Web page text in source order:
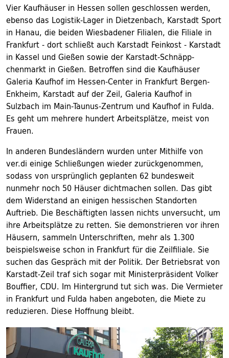
Vier Kaufhäuser in Hessen sollen geschlossen werden,
ebenso das Logistik-Lager in Dietzenbach, Karstadt Sport
in Hanau, die beiden Wiesbadener Filialen, die Filiale in
Frankfurt - dort schließt auch Karstadt Feinkost - Karstadt
in Kassel und Gießen sowie der Karstadt-Schnäpp-
chenmarkt in Gießen. Betroffen sind die Kaufhäuser
Galeria Kaufhof im Hessen-Center in Frankfurt Bergen-
Enkheim, Karstadt auf der Zeil, Galeria Kaufhof in
Sulzbach im Main-Taunus-Zentrum und Kaufhof in Fulda.
Es geht um mehrere hundert Arbeitsplätze, meist von
Frauen.
In anderen Bundesländern wurden unter Mithilfe von
ver.di einige Schließungen wieder zurückgenommen,
sodass von ursprünglich geplanten 62 bundesweit
nunmehr noch 50 Häuser dichtmachen sollen. Das gibt
dem Widerstand an einigen hessischen Standorten
Auftrieb. Die Beschäftigten lassen nichts unversucht, um
ihre Arbeitsplätze zu retten. Sie demonstrieren vor ihren
Häusern, sammeln Unterschriften, mehr als 1.300
beispielsweise schon in Frankfurt für die Zeilfiliale. Sie
suchen das Gespräch mit der Politik. Der Betriebsrat von
Karstadt-Zeil traf sich sogar mit Ministerpräsident Volker
Bouffier, CDU. Im Hintergrund tut sich was. Die Vermieter
in Frankfurt und Fulda haben angeboten, die Miete zu
reduzieren. Diese Hoffnung bleibt.